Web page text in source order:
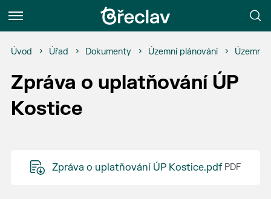
Menu
Úvod Úřad Dokumenty Územní plánování Územní
Zpráva o uplatňování ÚP
Kostice
Zpráva o uplatňování ÚP Kostice.pdf